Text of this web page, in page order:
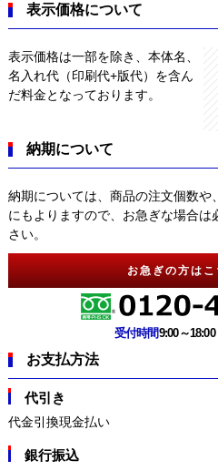
表示価格について
表示価格は一部を除き、本体名、
名入れ代（印刷代+版代）を含ん
だ料金となっております。
納期について
納期については、商品の注文個数
にもよりますので、お急ぎな場合
さい。
お急ぎの方はこ
受付時間9:00～18:00
お支払方法
代引き
代金引換現金払い
銀行振込